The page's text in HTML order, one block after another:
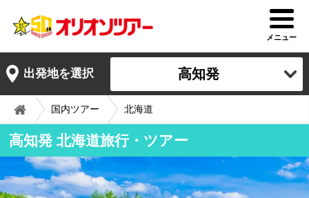
メニュー
出発地を選択 高知発
国内ツアー 北海道
高知発 北海道旅行・ツアー